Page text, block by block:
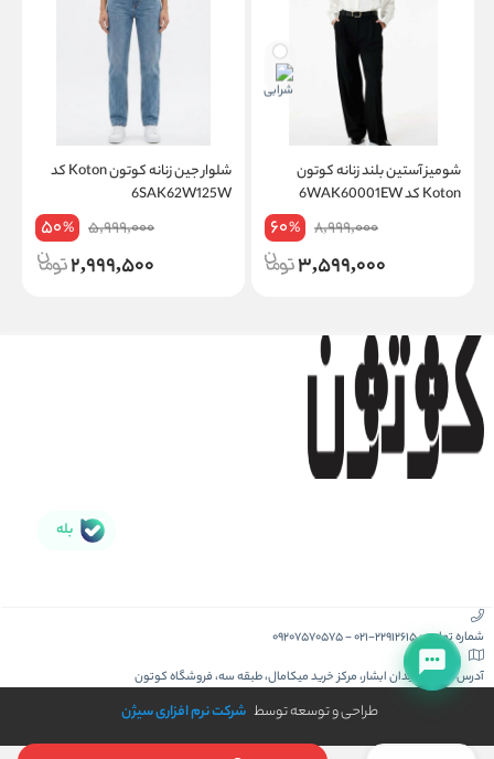
شومیز آستین بلند زنانه کوتون
Koton کد 6WAK60001EW
8,999,000
60%
3,599,000
شلوار جین زنانه کوتون Koton کد
6SAK62W125W
5,999,000
50%
2,999,500
بله
شماره تماس :021-22912615
-
09207570575
آدرس :کیش، میدان ابشار، مرکز خرید میکامال، طبقه سه، فروشگاه کوتون
طراحی و توسعه توسط شرکت نرم افزاری سیژن